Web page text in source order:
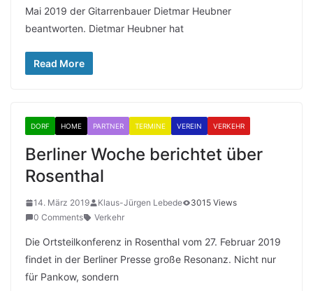
Mai 2019 der Gitarrenbauer Dietmar Heubner
beantworten. Dietmar Heubner hat
Read More
DORF HOME PARTNER TERMINE VEREIN VERKEHR
Berliner Woche berichtet über
Rosenthal
14. März 2019 Klaus-Jürgen Lebede
3015 Views
0 Comments
Verkehr
Die Ortsteilkonferenz in Rosenthal vom 27. Februar 2019
findet in der Berliner Presse große Resonanz. Nicht nur
für Pankow, sondern